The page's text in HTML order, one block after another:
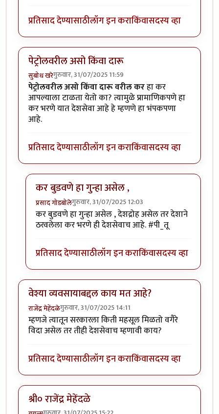
प्रतिसाद देण्यासाठीलॉग इन कराकिंवासदस्य व्हा
पेट्रोलवरील असो किंवा दारू
सुबोध खरेगुरुवार, 31/07/2025 11:59
पेट्रोलवरील असो किंवा दारू वरील करहा कर
आपल्याला टाळता येतो का? त्यामुळे प्रामाणिकपणे हा
कर भरणे यात देशसेवा आहे हे म्हणणे हा भंपकपणा
आहे.
प्रतिसाद देण्यासाठीलॉग इन कराकिंवासदस्य व्हा
कर बुडवणे हा गुन्हा असेल ,
प्रसाद गोडबोलेगुरुवार, 31/07/2025 12:03
In reply toपेट्रोलवरील असो किंवा दारूbyसुबोध खरे
कर बुडवणे हा गुन्हा असेल , देशद्रोह असेल तर देशाने
ठरवलेला कर भरणे ही देशसेवाच आहे. #पी_तू
प्रतिसाद देण्यासाठीलॉग इन कराकिंवासदस्य व्हा
वेश्या व्यवसायाबद्दल काय मत आहे?
राजेंद्र मेहेंदळेगुरुवार, 31/07/2025 14:11
म्हणजे त्यातून सरकारला किती महसूल मिळतो वगैरे
विदा असेल तर तीही देशसेवाच म्हणावी काय?
प्रतिसाद देण्यासाठीलॉग इन कराकिंवासदस्य व्हा
श्री० राजेंद्र मेहेंदळे